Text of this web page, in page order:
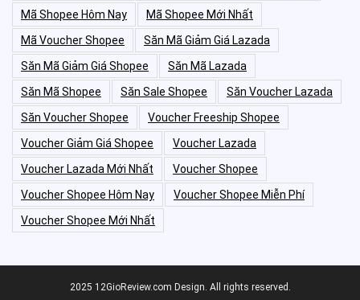
Mã Shopee Hôm Nay
Mã Shopee Mới Nhất
Mã Voucher Shopee
Săn Mã Giảm Giá Lazada
Săn Mã Giảm Giá Shopee
Săn Mã Lazada
Săn Mã Shopee
Săn Sale Shopee
Săn Voucher Lazada
Săn Voucher Shopee
Voucher Freeship Shopee
Voucher Giảm Giá Shopee
Voucher Lazada
Voucher Lazada Mới Nhất
Voucher Shopee
Voucher Shopee Hôm Nay
Voucher Shopee Miễn Phí
Voucher Shopee Mới Nhất
2025 12GioReview.com Design. All rights reserved.